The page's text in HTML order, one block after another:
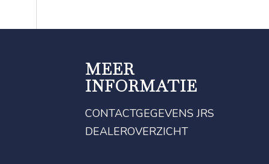
MEER
INFORMATIE
CONTACTGEGEVENS JRS
DEALEROVERZICHT